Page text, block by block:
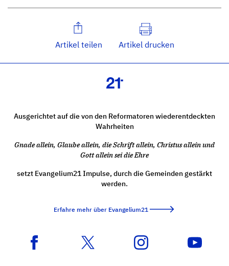
Artikel teilen Artikel drucken
Ausgerichtet auf die von den Reformatoren wiederentdeckten
Wahrheiten
Gnade allein, Glaube allein, die Schrift allein, Christus allein und
Gott allein sei die Ehre
setzt Evangelium21 Impulse, durch die Gemeinden gestärkt
werden.
Erfahre mehr über Evangelium21